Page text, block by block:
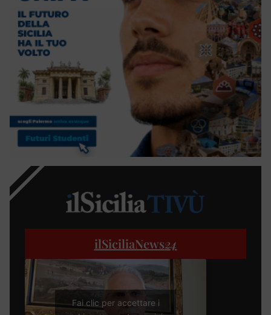
ilSiciliaNews24
Fai clic per accettare i